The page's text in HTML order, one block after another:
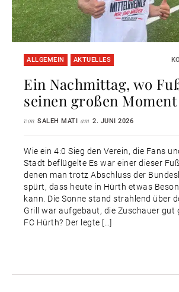
ALLGEMEIN AKTUELLES
Ein Nachmittag, wo
seinen großen
von SALEH MATI am 2. JUNI 2026
Wie ein 4:0 Sieg den Verein, die Fans
Stadt beflügelte Es war einer dieser
denen man trotz Abschluss der
spürt, dass heute in Hürth etwas
kann. Die Sonne stand strahlend über
Grill war aufgebaut, die Zuschauer gut
FC Hürth? Der legte […]